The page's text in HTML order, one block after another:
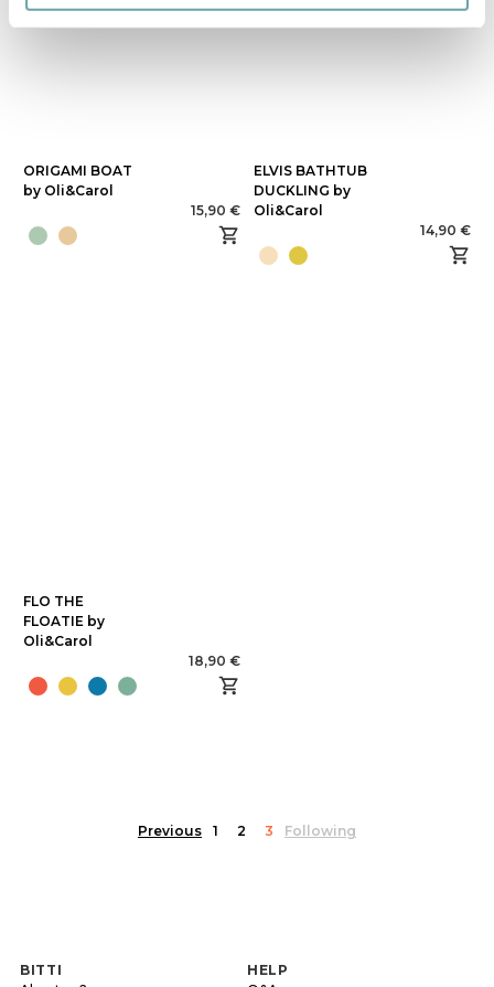
ORIGAMI BOAT
by Oli&Carol
15,90 €
ELVIS BATHTUB
DUCKLING by
Oli&Carol
14,90 €
FLO THE
FLOATIE by
Oli&Carol
18,90 €
Previous 1 2 3 Following
BITTI
HELP